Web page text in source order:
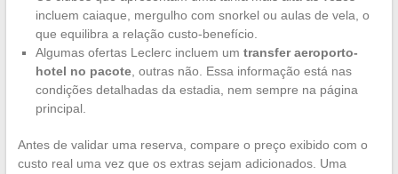
incluem caiaque, mergulho com snorkel ou aulas de vela, o
que equilibra a relação custo-benefício.
Algumas ofertas Leclerc incluem um transfer aeroporto-
hotel no pacote, outras não. Essa informação está nas
condições detalhadas da estadia, nem sempre na página
principal.
Antes de validar uma reserva, compare o preço exibido com o
custo real uma vez que os extras sejam adicionados. Uma